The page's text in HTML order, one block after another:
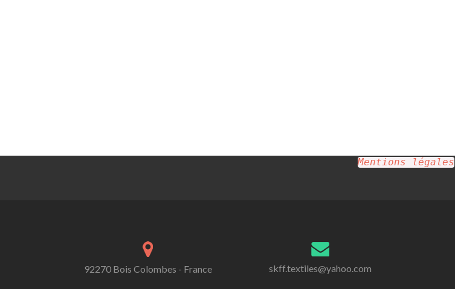
Mentions légales
92270 Bois Colombes - France skff.textiles@yahoo.com